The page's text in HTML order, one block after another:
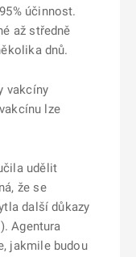
účinnost.
až středně
dnů.
vakcíny
lze
udělit
že se
další důkazy
Agentura
jakmile budou